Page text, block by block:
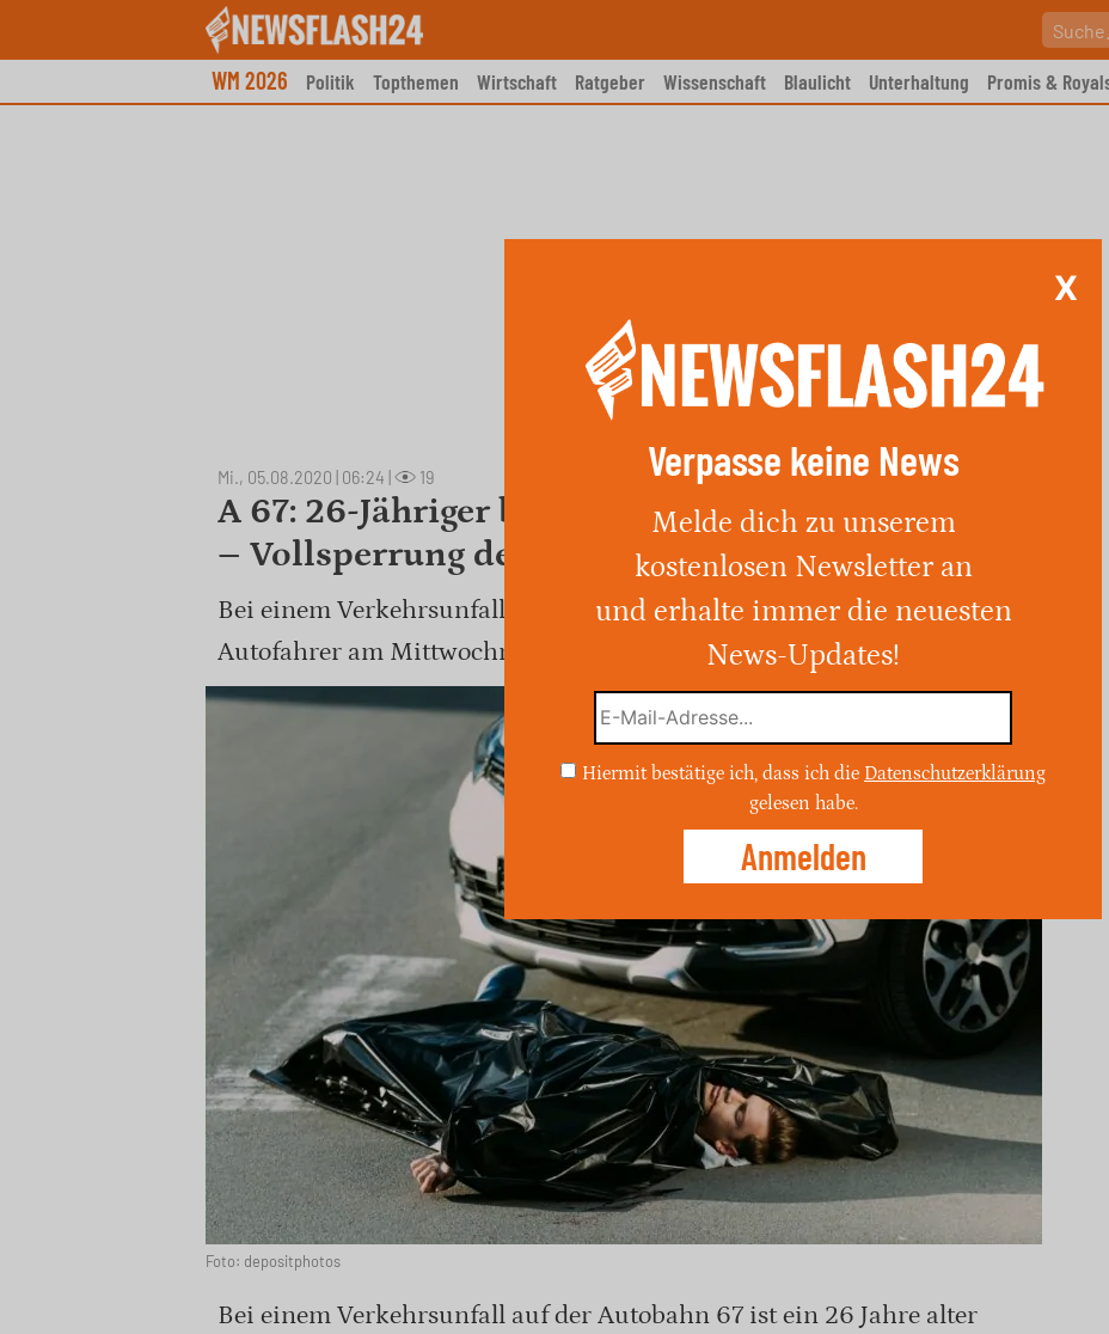
WM 2026 Politik Topthemen Wirtschaft Ratgeber Wissenschaft Blaulicht Unterhaltung Promis &
Mi., 05.08.2020 | 06:24 19
A 67: 26-Jähriger bei Alleinunfall tödlich verletzt
– Vollsperrung der Autobahn
Bei einem Verkehrsunfall auf der Autobahn 67 ist ein 26 Jahre alter
Autofahrer am Mittwochmorgen (05.08.) ums Leben gekommen.
Foto: depositphotos
Bei einem Verkehrsunfall auf der Autobahn 67 ist ein 26 Jahre alter
X
Verpasse keine News
Melde dich zu unserem
kostenlosen Newsletter an
und erhalte immer die neuesten
News-Updates!
Hiermit bestätige ich, dass ich die Datenschutzerklärung
gelesen habe.